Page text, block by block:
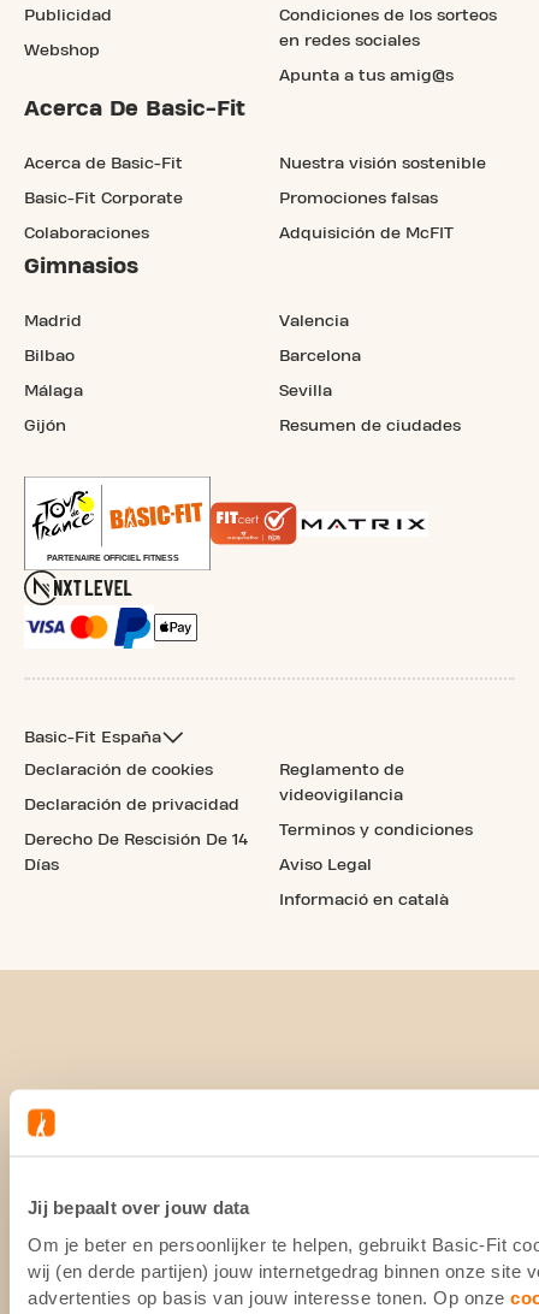
Jij bepaalt over jouw data
Om je beter en persoonlijker te helpen, gebruikt Basic-Fit
wij (en derde partijen) jouw internetgedrag binnen onze site
advertenties op basis van jouw interesse tonen. Op onze
Publicidad
Webshop
Condiciones de los sorteos
en redes sociales
Apunta a tus amig@s
Acerca De Basic-Fit
Acerca de Basic-Fit
Basic-Fit Corporate
Colaboraciones
Nuestra visión sostenible
Promociones falsas
Adquisición de McFIT
Gimnasios
Madrid
Bilbao
Málaga
Gijón
Valencia
Barcelona
Sevilla
Resumen de ciudades
Basic-Fit España
Declaración de cookies
Declaración de privacidad
Derecho De Rescisión De 14
Días
Reglamento de
videovigilancia
Terminos y condiciones
Aviso Legal
Informació en català